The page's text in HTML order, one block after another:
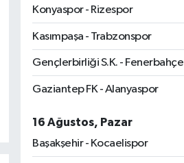
Konyaspor - Rizespor
Kasımpaşa - Trabzonspor
Gençlerbirliği S.K. - Fenerbahçe
Gaziantep FK - Alanyaspor
16 Ağustos, Pazar
Başakşehir - Kocaelispor